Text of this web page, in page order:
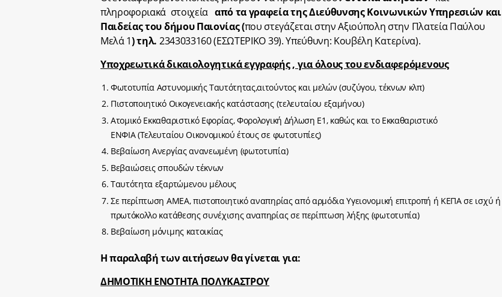
πληροφοριακά στοιχεία από τα γραφεία της Διεύθυνσης Κοινωνικών Υπηρεσιών και
Παιδείας του δήμου Παιονίας (που στεγάζεται στην Αξιούπολη στην Πλατεία Παύλου
Μελά 1) τηλ. 2343033160 (ΕΣΩΤΕΡΙΚΟ 39). Υπεύθυνη: Κουβέλη Κατερίνα).
Υποχρεωτικά δικαιολογητικά εγγραφής , για όλους του ενδιαφερόμενους
Φωτοτυπία Αστυνομικής Ταυτότητας,αιτούντος και μελών (συζύγου, τέκνων κλπ)
Πιστοποιητικό Οικογενειακής κατάστασης (τελευταίου εξαμήνου)
Ατομικό Εκκαθαριστικό Εφορίας, Φορολογική Δήλωση Ε1, καθώς και το Εκκαθαριστικό
ΕΝΦΙΑ (Τελευταίου Οικονομικού έτους σε φωτοτυπίες)
Βεβαίωση Ανεργίας ανανεωμένη (φωτοτυπία)
Βεβαιώσεις σπουδών τέκνων
Ταυτότητα εξαρτώμενου μέλους
Σε περίπτωση ΑΜΕΑ, πιστοποιητικό αναπηρίας από αρμόδια Υγειονομική επιτροπή ή ΚΕΠΑ σε ισχύ ή
πρωτόκολλο κατάθεσης συνέχισης αναπηρίας σε περίπτωση λήξης (φωτοτυπία)
Βεβαίωση μόνιμης κατοικίας
Η παραλαβή των αιτήσεων θα γίνεται για:
ΔΗΜΟΤΙΚΗ ΕΝΟΤΗΤΑ ΠΟΛΥΚΑΣΤΡΟΥ